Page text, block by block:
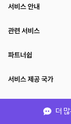
더
서비스 안내
관련 서비스
파트너쉽
서비스 제공 국가
(주)NSPACE 사업자정